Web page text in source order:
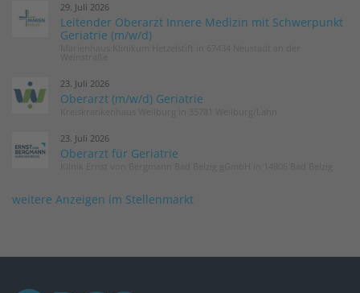
29. Juli 2026
Leitender Oberarzt Innere Medizin mit Schwerpunkt
Geriatrie (m/w/d)
23. Juli 2026
Oberarzt (m/w/d) Geriatrie
23. Juli 2026
Oberarzt für Geriatrie
weitere Anzeigen im Stellenmarkt